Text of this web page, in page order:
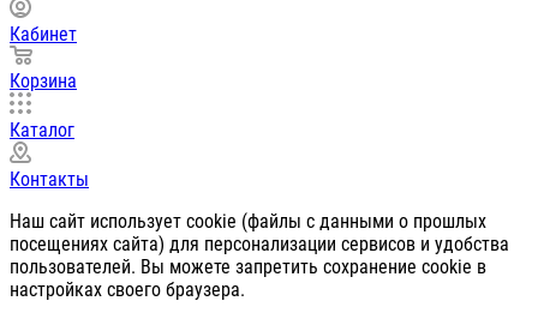
Кабинет
Корзина
Каталог
Контакты
Наш сайт использует cookie (файлы с данными о прошлых
посещениях сайта) для персонализации сервисов и удобства
пользователей. Вы можете запретить сохранение cookie в
настройках своего браузера.